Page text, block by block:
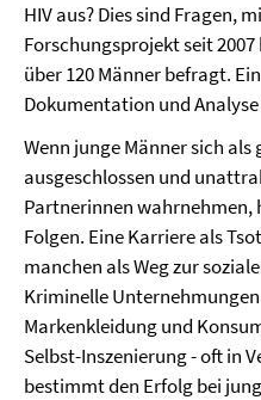
HIV aus? Dies sind Fragen,
Forschungsprojekt seit
über 120 Männer befragt.
Dokumentation und
Wenn junge Männer sich
ausgeschlossen und
Partnerinnen wahrnehmen,
Folgen. Eine Karriere als
manchen als Weg zur
Kriminelle
Markenkleidung und
Selbst-Inszenierung - oft in
bestimmt den Erfolg bei